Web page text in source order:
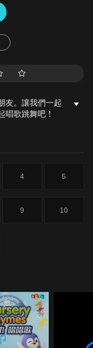
友。讓我們一起
唱歌跳舞吧！
4 5
9 10